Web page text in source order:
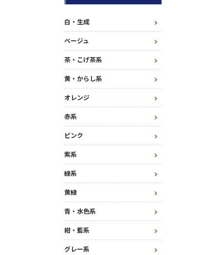
白・生成
ベージュ
茶・こげ茶系
黄・からし系
オレンジ
赤系
ピンク
紫系
緑系
黄緑
青・水色系
紺・藍系
グレー系